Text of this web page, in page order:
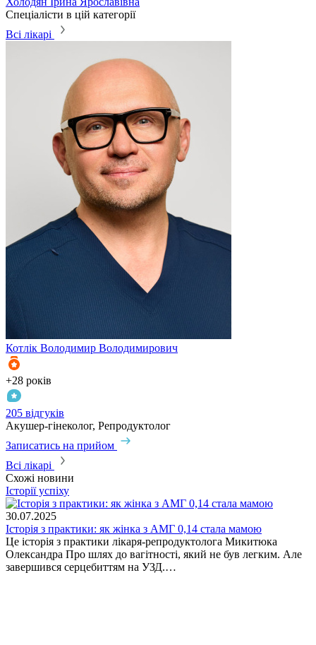
Спеціалісти в цій категорії
Всі лікарі
Котлік Володимир Володимирович
+28 років
205 відгуків
Акушер-гінеколог, Репродуктолог
Записатись на прийом
Всі лікарі
Схожі новини
Історії успіху
30.07.2025
Історія з практики: як жінка з АМГ 0,14 стала мамою
Це історія з практики лікаря-репродуктолога Микитюка
Олександра Про шлях до вагітності, який не був легким. Але
завершився серцебиттям на УЗД.…